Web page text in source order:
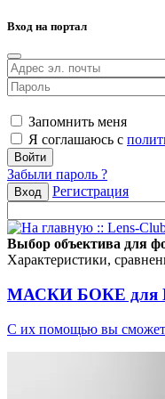
Вход на портал
Запомнить меня
Я соглашаюсь с
Забыли пароль ?
Вход Регистрация
Выбор объектива для
Характеристики,
МАСКИ БОКЕ для
С их помощью вы